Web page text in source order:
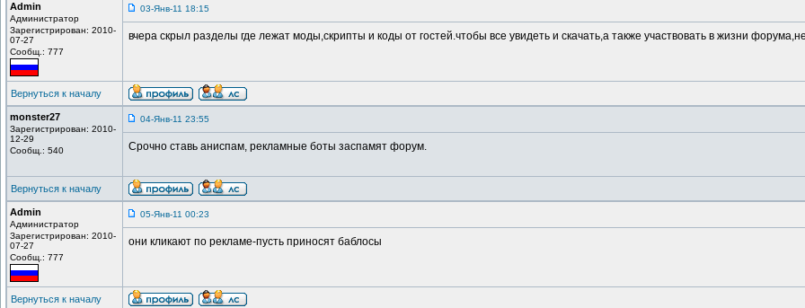
Admin
Администратор
Зарегистрирован: 2010-
07-27
Сообщ.: 777
03-Янв-11 18:15
вчера скрыл разделы где лежат моды,скрипты и коды от гостей.чтобы все увидеть и скачать,а также участвовать в жизни
Вернуться к началу
monster27
Зарегистрирован: 2010-
12-29
Сообщ.: 540
04-Янв-11 23:55
Срочно ставь аниспам, рекламные боты заспамят форум.
Вернуться к началу
Admin
Администратор
Зарегистрирован: 2010-
07-27
Сообщ.: 777
05-Янв-11 00:23
они кликают по рекламе-пусть приносят баблосы
Вернуться к началу